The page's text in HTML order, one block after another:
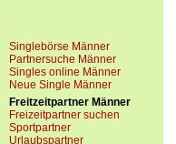
Singlebörse Männer
Partnersuche Männer
Singles online Männer
Neue Single Männer
Freitzeitpartner Männer
Freizeitpartner suchen
Sportpartner
Urlaubspartner